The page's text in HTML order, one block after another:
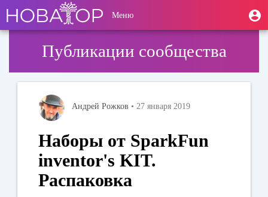
основному
содержанию
User
account
Меню
Публикации сообщества
Андрей Рожков • 27 января 2019
Наборы от SparkFun
inventor's KIT.
Распаковка